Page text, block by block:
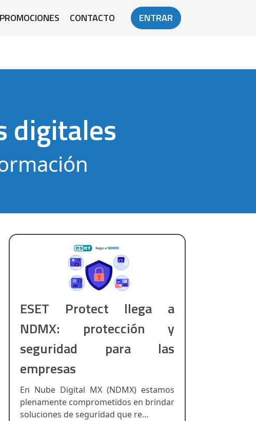
PROMOCIONES CONTACTO ENTRAR
digitales
ESET Protect llega a
NDMX: protección y
seguridad para las
empresas
En Nube Digital MX (NDMX) estamos
plenamente comprometidos en brindar
soluciones de seguridad que re...